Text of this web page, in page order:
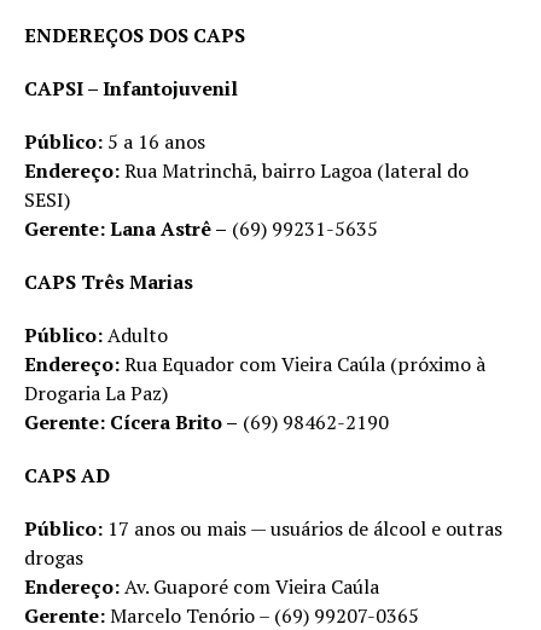
ENDEREÇOS DOS CAPS
CAPSI – Infantojuvenil
Público: 5 a 16 anos
Endereço:Rua Matrinchã, bairro Lagoa (lateral do
SESI)
Gerente: Lana Astrê – (69) 99231-5635
CAPS Três Marias
Público:Adulto
Endereço:Rua Equador com Vieira Caúla (próximo à
Drogaria La Paz)
Gerente: Cícera Brito – (69) 98462-2190
CAPS AD
Público: 17 anos ou mais — usuários de álcool e outras
drogas
Endereço:Av. Guaporé com Vieira Caúla
Gerente:Marcelo Tenório – (69) 99207-0365